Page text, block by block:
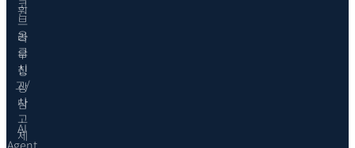
코
브
라
우
징
상
담
AI
원
응
급
신
고/
사
고
제